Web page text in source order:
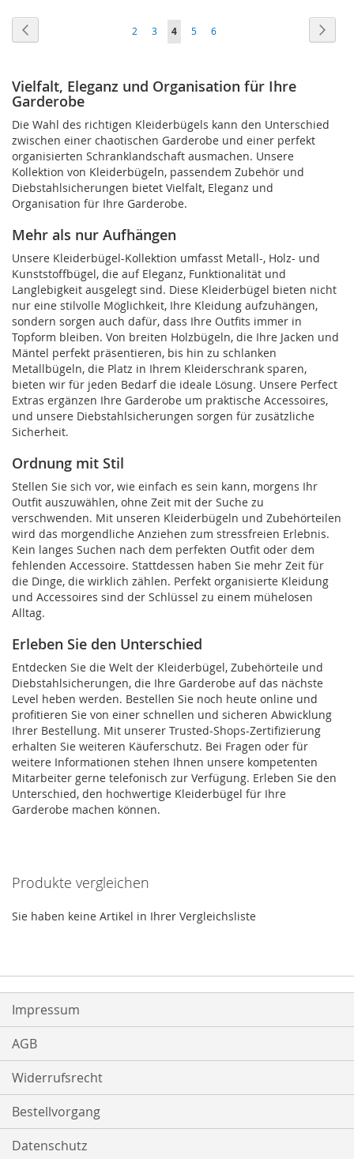
HINZUFÜGEN
Seite
Seite
2 Seite
3
Sie
gerade
4 Seite
5 Seite
6
Vielfalt, Eleganz und Organisation für Ihre
Garderobe
Die Wahl des richtigen Kleiderbügels kann den Unterschied
zwischen einer chaotischen Garderobe und einer perfekt
organisierten Schranklandschaft ausmachen. Unsere
Kollektion von Kleiderbügeln, passendem Zubehör und
Diebstahlsicherungen bietet Vielfalt, Eleganz und
Organisation für Ihre Garderobe.
Mehr als nur Aufhängen
Unsere Kleiderbügel-Kollektion umfasst Metall-, Holz- und
Kunststoffbügel, die auf Eleganz, Funktionalität und
Langlebigkeit ausgelegt sind. Diese Kleiderbügel bieten nicht
nur eine stilvolle Möglichkeit, Ihre Kleidung aufzuhängen,
sondern sorgen auch dafür, dass Ihre Outfits immer in
Topform bleiben. Von breiten Holzbügeln, die Ihre Jacken und
Mäntel perfekt präsentieren, bis hin zu schlanken
Metallbügeln, die Platz in Ihrem Kleiderschrank sparen,
bieten wir für jeden Bedarf die ideale Lösung. Unsere Perfect
Extras ergänzen Ihre Garderobe um praktische Accessoires,
und unsere Diebstahlsicherungen sorgen für zusätzliche
Sicherheit.
Ordnung mit Stil
Stellen Sie sich vor, wie einfach es sein kann, morgens Ihr
Outfit auszuwählen, ohne Zeit mit der Suche zu
verschwenden. Mit unseren Kleiderbügeln und Zubehörteilen
wird das morgendliche Anziehen zum stressfreien Erlebnis.
Kein langes Suchen nach dem perfekten Outfit oder dem
fehlenden Accessoire. Stattdessen haben Sie mehr Zeit für
die Dinge, die wirklich zählen. Perfekt organisierte Kleidung
und Accessoires sind der Schlüssel zu einem mühelosen
Alltag.
Erleben Sie den Unterschied
Entdecken Sie die Welt der Kleiderbügel, Zubehörteile und
Diebstahlsicherungen, die Ihre Garderobe auf das nächste
Level heben werden. Bestellen Sie noch heute online und
profitieren Sie von einer schnellen und sicheren Abwicklung
Ihrer Bestellung. Mit unserer Trusted-Shops-Zertifizierung
erhalten Sie weiteren Käuferschutz. Bei Fragen oder für
weitere Informationen stehen Ihnen unsere kompetenten
Mitarbeiter gerne telefonisch zur Verfügung. Erleben Sie den
Unterschied, den hochwertige Kleiderbügel für Ihre
Garderobe machen können.
Produkte vergleichen
Sie haben keine Artikel in Ihrer Vergleichsliste
Impressum
AGB
Widerrufsrecht
Bestellvorgang
Datenschutz